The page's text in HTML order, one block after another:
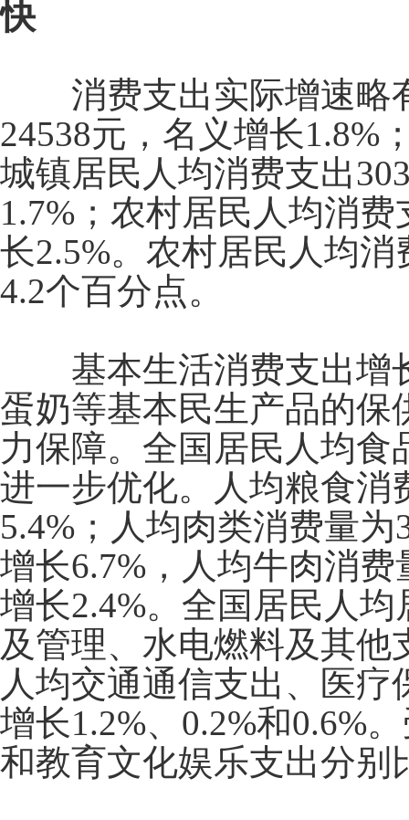
快
消费支出实际增速略
24538元，名义增长1.8%
城镇居民人均消费支出
1.7% ；农村居民人均消费
长2.5%。农村居民人均
4.2个百分点。
基本生活消费支出增
蛋奶等基本民生产品的保
力保障。全国居民人均食
进一步优化。人均粮食消
5.4% ；人均肉类消费量为
增长6.7% ，人均牛肉消
增长2.4%。全国居民人
及管理、水电燃料及其他
人均交通通信支出、医
增长1.2%、 0.2%和0.6%
和教育文化娱乐支出分别